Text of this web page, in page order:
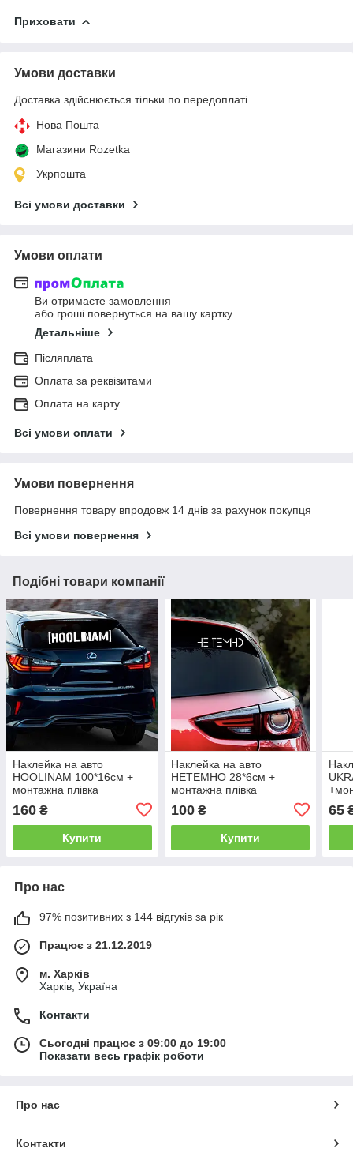
Приховати
Умови доставки
Доставка здійснюється тільки по передоплаті.
Нова Пошта
Магазини Rozetka
Укрпошта
Всі умови доставки
Умови оплати
Ви отримаєте замовлення
або гроші повернуться на вашу картку
Детальніше
Післяплата
Оплата за реквізитами
Оплата на карту
Всі умови оплати
Умови повернення
Повернення товару впродовж 14 днів за рахунок покупця
Всі умови повернення
Подібні товари компанії
Наклейка на авто
HOOLINAM 100*16см +
монтажна плівка
160 ₴
Купити
Наклейка на авто
НЕТЕМНО 28*6cм +
монтажна плівка
100₴
Купити
65
Про нас
97% позитивних з 144 відгуків за рік
Працює з 21.12.2019
м. Харків
Харків, Україна
Контакти
Сьогодні працює з 09:00 до 19:00
Показати весь графік роботи
Про нас
Контакти